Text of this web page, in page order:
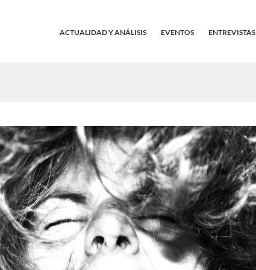
ACTUALIDAD Y ANÁLISIS EVENTOS ENTREVISTAS